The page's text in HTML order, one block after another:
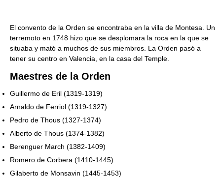
El convento de la Orden se encontraba en la villa de Montesa. Un
terremoto en 1748 hizo que se desplomara la roca en la que se
situaba y mató a muchos de sus miembros. La Orden pasó a
tener su centro en Valencia, en la casa del Temple.
Maestres de la Orden
Guillermo de Eril (1319-1319)
Arnaldo de Ferriol (1319-1327)
Pedro de Thous (1327-1374)
Alberto de Thous (1374-1382)
Berenguer March (1382-1409)
Romero de Corbera (1410-1445)
Gilaberto de Monsavin (1445-1453)